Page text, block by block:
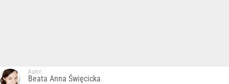
Autor:
Beata Anna Święcicka